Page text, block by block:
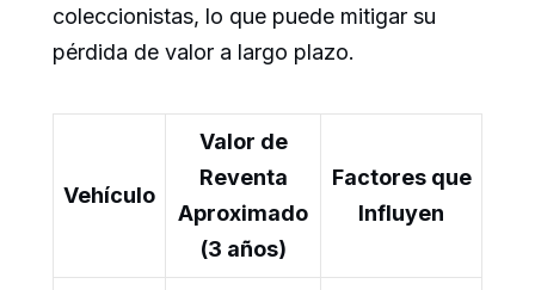
coleccionistas, lo que puede mitigar su
pérdida de valor a largo plazo.
Vehículo
Valor de
Reventa
Aproximado
(3 años)
Factores que
Influyen